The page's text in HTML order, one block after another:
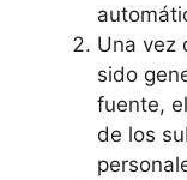
Una ​vez
sido
fuente,
de​ los